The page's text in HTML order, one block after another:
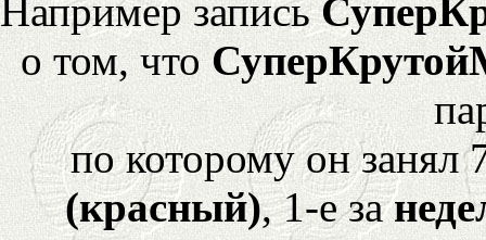
Например запись
о том, что
по которому он
(красный), 1-е за